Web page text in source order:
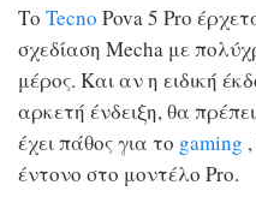
Το Tecno Pova 5 Pro
σχεδίαση Mecha με
μέρος. Και αν η ειδική
αρκετή ένδειξη, θα
έχει πάθος για το gaming
έντονο στο μοντέλο Pro.